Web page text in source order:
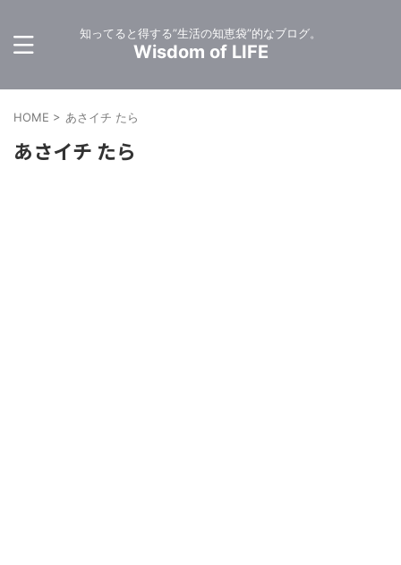
知ってると得する”生活の知恵袋”的なブログ。
Wisdom of LIFE
HOME > あさイチ たら
あさイチ たら